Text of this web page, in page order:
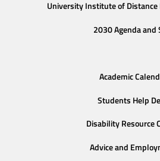
University Institute of Distance
2030 Agenda and
Academic
Students Help
Disability Resource
Advice and